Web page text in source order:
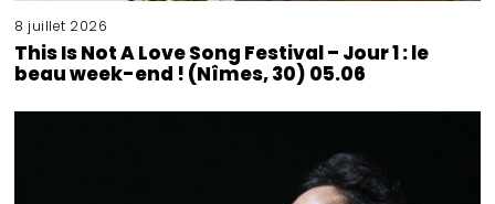
8 juillet 2026
This Is Not A Love Song Festival – Jour 1 : le
beau week-end ! (Nîmes, 30) 05.06